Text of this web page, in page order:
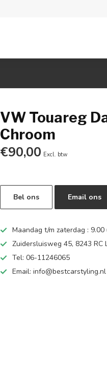
VW Touareg
Chroom
€90,00 Excl. btw
Bel ons Email ons
Maandag t/m zaterdag :
Zuidersluisweg 45, 8243 RC
Tel: 06-11246065
Email:info@bestcarstyling.nl